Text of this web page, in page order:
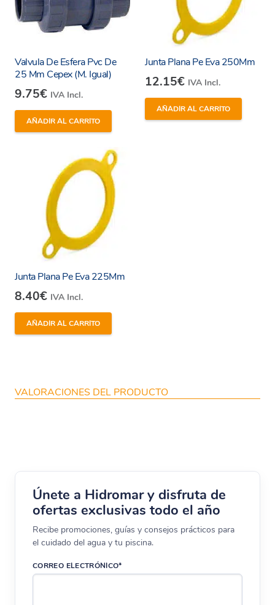
Valvula De Esfera Pvc De
25 Mm Cepex (M. Igual)
9.75€ IVA Incl.
AÑADIR AL CARRITO
Junta Plana Pe Eva 250Mm
12.15€ IVA Incl.
AÑADIR AL CARRITO
Junta Plana Pe Eva 225Mm
8.40€ IVA Incl.
AÑADIR AL CARRITO
VALORACIONES DEL PRODUCTO
Únete a Hidromar y disfruta de
ofertas exclusivas todo el año
Recibe promociones, guías y consejos prácticos para
el cuidado del agua y tu piscina.
CORREO ELECTRÓNICO*